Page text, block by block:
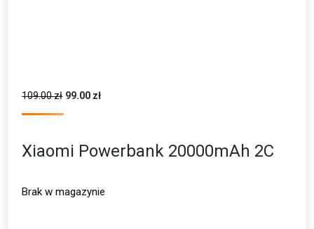
109.00zł 99.00 zł
Xiaomi Powerbank 20000mAh 2C
Brak w magazynie